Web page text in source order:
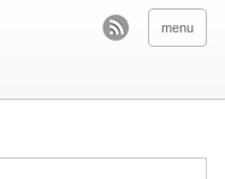
menu